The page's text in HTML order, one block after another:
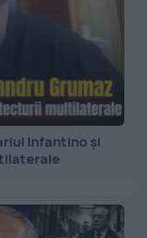
Infantino și